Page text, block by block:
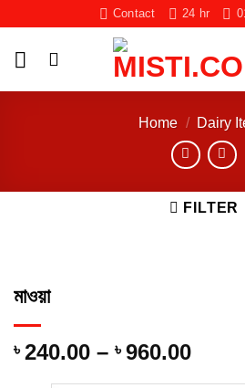
content
Contact 24 hr
Home / Dairy
FILTER
মাওয়া
৳ 240.00 – ৳ 960.00Price